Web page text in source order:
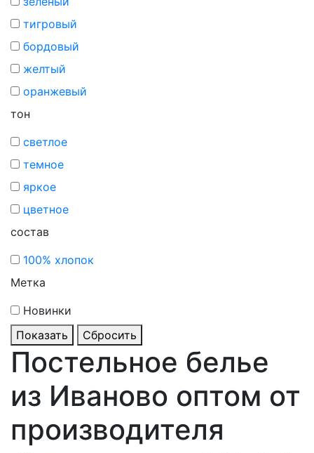
тигровый
бордовый
желтый
оранжевый
тон
светлое
темное
яркое
цветное
состав
100% хлопок
Метка
Новинки
Показать
Сбросить
Постельное белье
из Иваново оптом от
производителя